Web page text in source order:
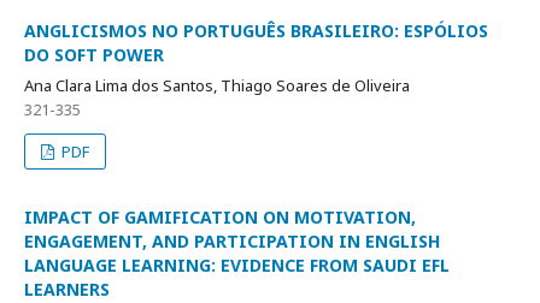
ANGLICISMOS NO PORTUGUÊS BRASILEIRO: ESPÓLIOS
DO SOFT POWER
Ana Clara Lima dos Santos, Thiago Soares de Oliveira
321-335
PDF
IMPACT OF GAMIFICATION ON MOTIVATION,
ENGAGEMENT, AND PARTICIPATION IN ENGLISH
LANGUAGE LEARNING: EVIDENCE FROM SAUDI EFL
LEARNERS